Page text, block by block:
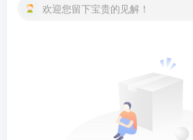
欢迎您留下宝贵的见解！